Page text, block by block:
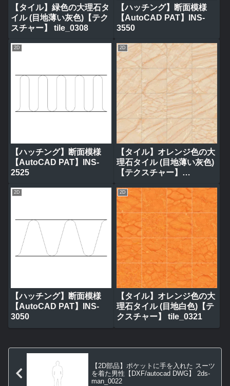
【タイル】緑色の大理石タ
イル (目地薄い灰色)【テク
スチャー】 tile_0308
【ハッチング】断面模様
【AutoCAD PAT】INS-
3550
2D
【ハッチング】断面模様
【AutoCAD PAT】INS-
2525
2D
【タイル】オレンジ色の大
理石タイル (目地薄い灰色)
【テクスチャー】
2D
【ハッチング】断面模様
【AutoCAD PAT】INS-
3050
2D
【タイル】オレンジ色の大
理石タイル (目地白色)【テ
クスチャー】 tile_0321
【2D部品】ポケットに手を入れた スーツ
を着た男性【DXF/autocad DWG】 2ds-
man_0022